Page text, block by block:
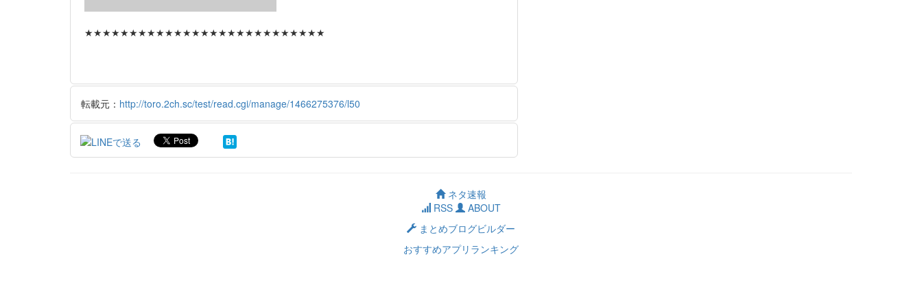
★★★★★★★★★★★★★★★★★★★★★★★★★★★
転載元： http://toro.2ch.sc/test/read.cgi/manage/1466275376/l50
ネタ速報
RSS
ABOUT
まとめブログビルダー
おすすめアプリランキング